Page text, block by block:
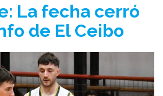
La fecha cerró
de El Ceibo